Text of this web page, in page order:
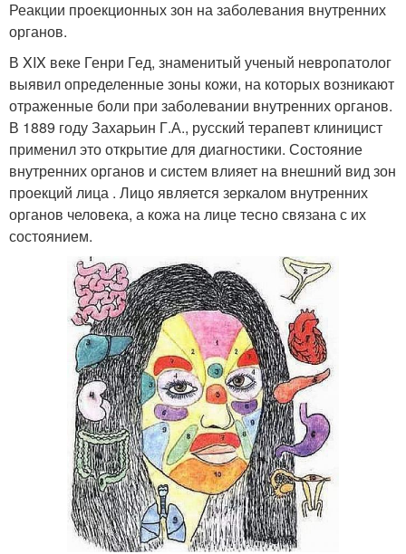
Реакции проекционных зон на заболевания внутренних
органов.
В XIX веке Генри Гед, знаменитый ученый невропатолог
выявил определенные зоны кожи, на которых возникают
отраженные боли при заболевании внутренних органов.
В 1889 году Захарьин Г.А., русский терапевт клиницист
применил это открытие для диагностики. Состояние
внутренних органов и систем влияет на внешний вид зон
проекций лица . Лицо является зеркалом внутренних
органов человека, а кожа на лице тесно связана с их
состоянием.